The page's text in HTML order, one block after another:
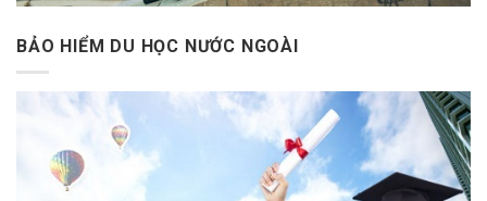
BẢO HIỂM DU HỌC NƯỚC NGOÀI